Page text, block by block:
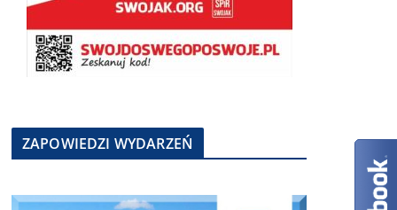
ZAPOWIEDZI WYDARZEŃ